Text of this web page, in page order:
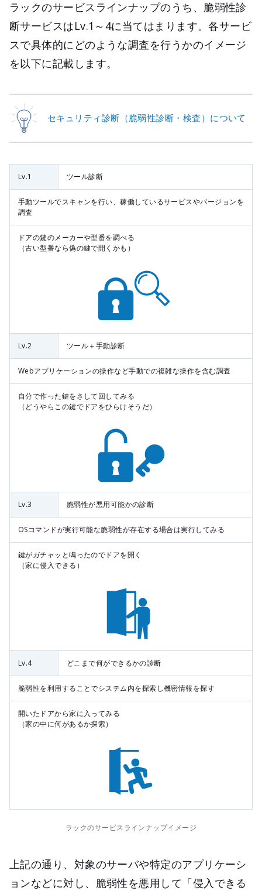
ラックのサービスラインナップのうち、脆弱性診
断サービスはLv.1～4に当てはまります。各サービ
スで具体的にどのような調査を行うかのイメージ
を以下に記載します。
セキュリティ診断（脆弱性診断・検査）について
Lv.1 ツール診断
手動ツールでスキャンを行い、稼働しているサービスやバージョンを
調査
ドアの鍵のメーカーや型番を調べる
（古い型番なら偽の鍵で開くかも）
Lv.2 ツール＋手動診断
Webアプリケーションの操作など手動での複雑な操作を含む調査
自分で作った鍵をさして回してみる
（どうやらこの鍵でドアをひらけそうだ）
Lv.3 脆弱性が悪用可能かの診断
OSコマンドが実行可能な脆弱性が存在する場合は実行してみる
鍵がガチャッと鳴ったのでドアを開く
（家に侵入できる）
Lv.4 どこまで何ができるかの診断
脆弱性を利用することでシステム内を探索し機密情報を探す
開いたドアから家に入ってみる
（家の中に何があるか探索）
ラックのサービスラインナップイメージ
上記の通り、対象のサーバや特定のアプリケーシ
ョンなどに対し、脆弱性を悪用して「侵入できる